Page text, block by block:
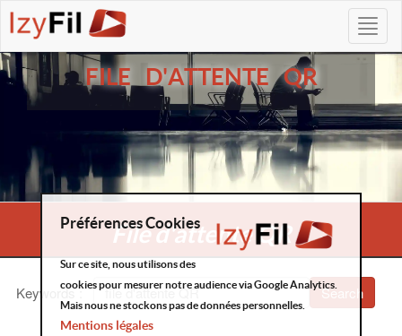
FILE D'ATTENTE QR
File d'attente QR
Keywords: Search
Préférences Cookies
Sur ce site, nous utilisons des
cookies pour mesurer notre audience via Google Analytics.
Mais nous ne stockons pas de données personnelles.
Mentions légales